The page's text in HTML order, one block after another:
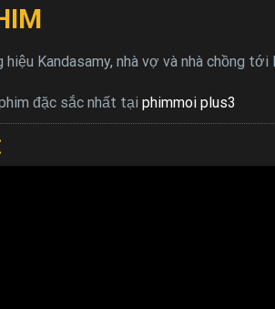
Kandasamy, nhà vợ và nhà chồng
đặc sắc nhất tại phimmoi plus3